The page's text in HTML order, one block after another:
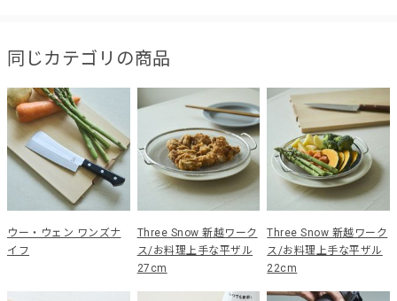
同じカテゴリの商品
ウー・ウェン ワンズナ
イフ
Three Snow 新越ワーク
ス/お料理上手な平ザル
27cm
Three Snow 新越ワーク
ス/お料理上手な平ザル
22cm